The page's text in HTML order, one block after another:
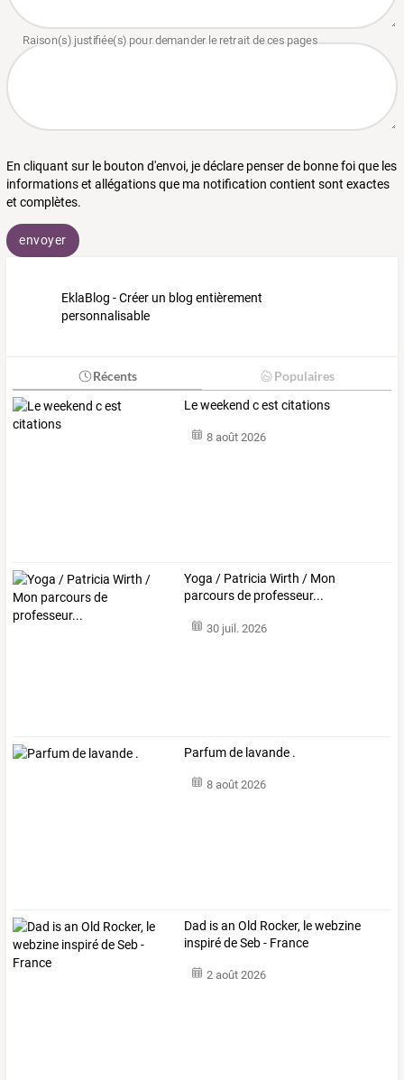
En cliquant sur le bouton d'envoi, je déclare penser de bonne foi que les
informations et allégations que ma notification contient sont exactes
et complètes.
envoyer
EklaBlog - Créer un blog entièrement
personnalisable
Récents Populaires
Le weekend c est citations
8 août 2026
Yoga / Patricia Wirth / Mon
parcours de professeur...
30 juil. 2026
Parfum de lavande .
8 août 2026
Dad is an Old Rocker, le webzine
inspiré de Seb - France
2 août 2026